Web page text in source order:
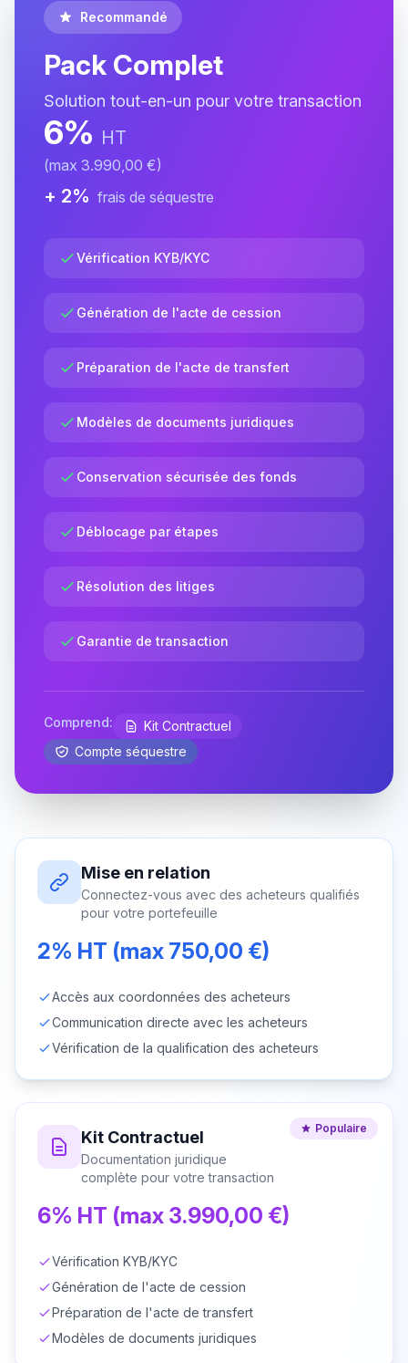
Recommandé
Pack Complet
Solution tout-en-un pour votre transaction
6% HT
(max 3.990,00 €)
+ 2% frais de séquestre
Vérification KYB/KYC
Génération de l'acte de cession
Préparation de l'acte de transfert
Modèles de documents juridiques
Conservation sécurisée des fonds
Déblocage par étapes
Résolution des litiges
Garantie de transaction
Comprend:
Kit Contractuel
Compte séquestre
Mise en relation
Connectez-vous avec des acheteurs qualifiés
pour votre portefeuille
2% HT (max 750,00 €)
Accès aux coordonnées des acheteurs
Communication directe avec les acheteurs
Vérification de la qualification des acheteurs
Populaire
Kit Contractuel
Documentation juridique
complète pour votre transaction
6% HT (max 3.990,00 €)
Vérification KYB/KYC
Génération de l'acte de cession
Préparation de l'acte de transfert
Modèles de documents juridiques